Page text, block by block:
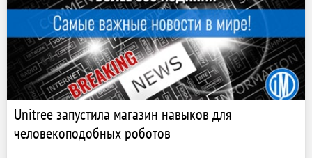
Unitree запустила магазин навыков для
человекоподобных роботов